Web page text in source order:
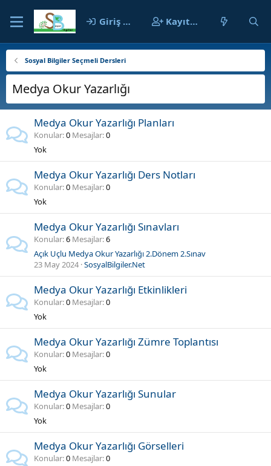
Giriş yap Kayıt ol
Sosyal Bilgiler Seçmeli Dersleri
Medya Okur Yazarlığı
Medya Okur Yazarlığı Planları
Konular 0 Mesajlar 0
Yok
Medya Okur Yazarlığı Ders Notları
Konular 0 Mesajlar 0
Yok
Medya Okur Yazarlığı Sınavları
Konular 6 Mesajlar 6
Açık Uçlu Medya Okur Yazarlığı 2.Dönem 2.Sınav
23 May 2024 SosyalBilgiler.Net
Medya Okur Yazarlığı Etkinlikleri
Konular 0 Mesajlar 0
Yok
Medya Okur Yazarlığı Zümre Toplantısı
Konular 0 Mesajlar 0
Yok
Medya Okur Yazarlığı Sunular
Konular 0 Mesajlar 0
Yok
Medya Okur Yazarlığı Görselleri
Konular 0 Mesajlar 0